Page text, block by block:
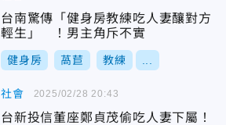
台南驚傳「健身房教練吃人妻釀對方
輕生」 ！男主角斥不實
健身房 萵苣 教練
社會
台新投信董座鄭貞茂偷吃人妻下屬！
2025/02/28 20:43